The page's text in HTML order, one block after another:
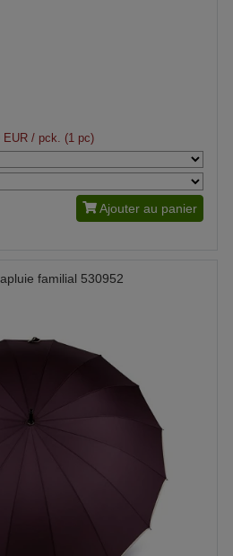
EUR/ pck. (1 pc)
Ajouter au panier
familial 530952